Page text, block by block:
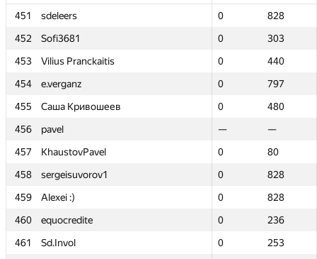
451 sdeleers 0
828
452
Sofi3681 0
303
453
Vilius Pranckaitis 0
440
454
e.verganz 0
797
455
Саша Кривошеев 0
480
456
pavel —
—
457
KhaustovPavel 0
80
458
sergeisuvorov1 0
828
459
Alexei :) 0
828
460
equocredite 0
236
461
Sd.Invol 0
253
451 sdeleers 0
828
452
Sofi3681 0
303
453
Vilius Pranckaitis 0
440
454
e.verganz 0
797
455
Саша Кривошеев 0
480
456
pavel —
—
457
KhaustovPavel 0
80
458
sergeisuvorov1 0
828
459
Alexei :) 0
828
460
equocredite 0
236
461
Sd.Invol 0
253